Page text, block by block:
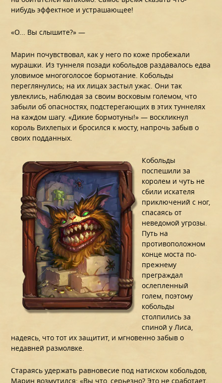
нибудь эффектное и устрашающее!
«О... Вы слышите?» —
Марин почувствовал, как у него по коже пробежали
мурашки. Из туннеля позади кобольдов раздавалось едва
уловимое многоголосое бормотание. Кобольды
переглянулись; на их лицах застыл ужас. Они так
увлеклись, наблюдая за своим восковым големом, что
забыли об опасностях, подстерегающих в этих туннелях
на каждом шагу. «Дикие бормотуны!» — воскликнул
король Вихлепых и бросился к мосту, напрочь забыв о
своих подданных.
Кобольды
поспешили за
королем и чуть не
сбили искателя
приключений с ног,
спасаясь от
неведомой угрозы.
Путь на
противоположном
конце моста по-
прежнему
преграждал
ослепленный
голем, поэтому
кобольды
столпились за
спиной у Лиса,
надеясь, что тот их защитит, и мгновенно забыв о
недавней размолвке.
Стараясь удержать равновесие под натиском кобольдов,
Марин возмутился: «Вы что, серьезно? Это не сработает,